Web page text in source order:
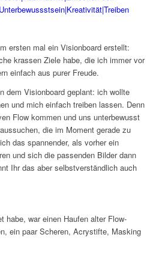
ersten mal ein Visionboard erstellt:
krassen Ziele habe, die ich immer vor
einfach aus purer Freude.
dem Visionboard geplant: ich wollte
und mich einfach treiben lassen. Denn
Flow kommen und uns unterbewusst
die im Moment gerade zu
das spannender, als vorher ein
und sich die passenden Bilder dann
Ihr das aber selbstverständlich auch
habe, war einen Haufen alter Flow-
ein paar Scheren, Acrystifte, Masking